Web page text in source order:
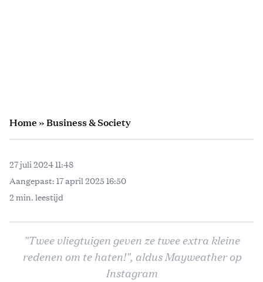
Home»Business & Society
27 juli 2024 11:48
Aangepast: 17 april 2025 16:50
2 min. leestijd
"Twee vliegtuigen geven ze twee extra kleine
redenen om te haten!", aldus Mayweather op
Instagram